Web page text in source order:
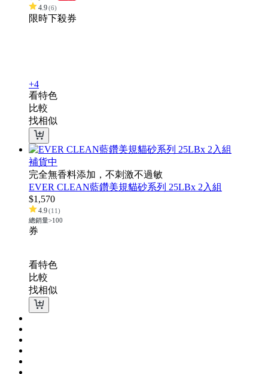
4.9(6)
限時下殺券
+4
看特色
比較
找相似
補貨中
完全無香料添加，不刺激不過敏
EVER CLEAN藍鑽美規貓砂系列 25LBx 2入組
$1,570
4.9(11)
總銷量>100
券
看特色
比較
找相似